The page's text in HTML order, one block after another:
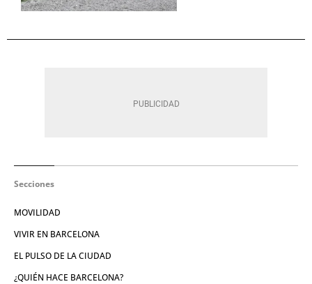
Secciones
MOVILIDAD
VIVIR EN BARCELONA
EL PULSO DE LA CIUDAD
¿QUIÉN HACE BARCELONA?